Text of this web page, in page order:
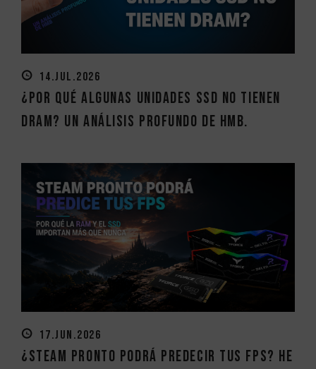
14.JUL.2026
¿Por qué algunas unidades SSD no tienen
DRAM? Un análisis profundo de HMB.
17.JUN.2026
¿Steam pronto podrá predecir tus FPS? He